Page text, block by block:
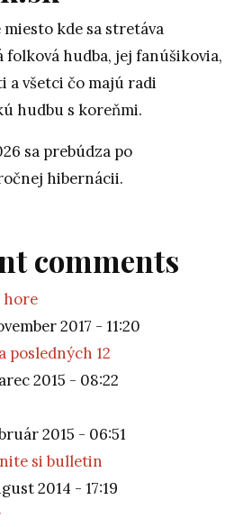
miesto kde sa stretáva
folková hudba, jej fanúšikovia,
a všetci čo majú radi
hudbu s koreňmi.
sa prebúdza po
hibernácii.
comments
hore
2017 - 11:20
posledných 12
2015 - 08:22
2015 - 06:51
si bulletin
2014 - 17:19